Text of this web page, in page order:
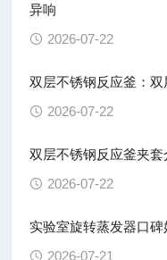
异响
2026-07-22
双层不锈钢反应釜：
2026-07-22
双层不锈钢反应釜夹
2026-07-22
实验室旋转蒸发器口碑
2026-07-21